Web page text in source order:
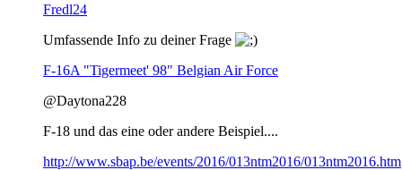
Fredl24
Umfassende Info zu deiner Frage
F-16A "Tigermeet' 98" Belgian Air Force
@Daytona228
F-18 und das eine oder andere Beispiel....
http://www.sbap.be/events/2016/013ntm2016/013ntm2016.htm